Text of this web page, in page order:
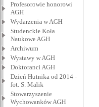
Profesorowie honorowi
AGH
Wydarzenia w AGH
Studenckie Koła
Naukowe AGH
Archiwum
Wystawy w AGH
Doktoranci AGH
Dzień Hutnika od 2014 -
fot. S. Malik
Stowarzyszenie
Wychowanków AGH